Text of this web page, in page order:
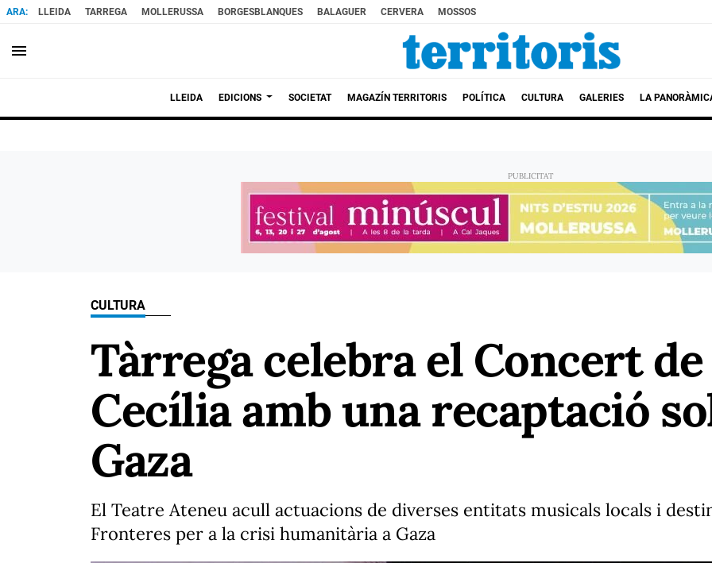
LLEIDA TARREGA MOLLERUSSA BORGESBLANQUES BALAGUER CERVERA MOSSOS
menu
LLEIDA EDICIONS SOCIETAT MAGAZÍN TERRITORIS POLÍTICA CULTURA GALERIES LA
CULTURA
Tàrrega celebra el Concert
Cecília amb una recaptació
Gaza
El Teatre Ateneu acull actuacions de diverses entitats musicals locals i
Fronteres per a la crisi humanitària a Gaza